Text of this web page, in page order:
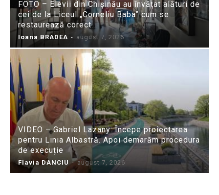
FOTO – Elevii din Chișinău au învățat alături de
cei de la Liceul „Corneliu Baba” cum se
restaurează corect...
Ioana BRADEA - august 7, 2026
VIDEO – Gabriel Lazany: Începe proiectarea
pentru Linia Albastră. Apoi demarăm procedura
de execuție
Flavia DANCIU - august 7, 2026